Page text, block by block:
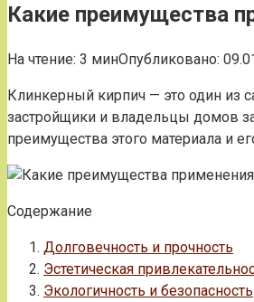
Какие преимущества
На чтение: 3 минОпубликовано:
Клинкерный кирпич — это один из
застройщики и владельцы домов
преимущества этого материала и
Содержание
Долговечность и прочность
Эстетическая
Экологичность и безопасность